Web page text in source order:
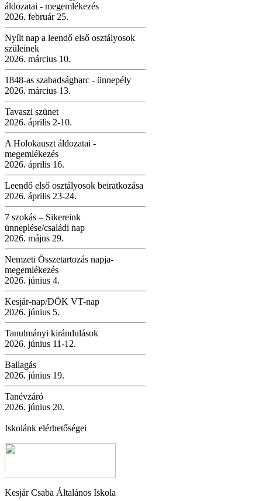
áldozatai - megemlékezés
2026. február 25.
Nyílt nap a leendő első osztályosok
szüleinek
2026. március 10.
1848-as szabadságharc - ünnepély
2026. március 13.
Tavaszi szünet
2026. április 2-10.
A Holokauszt áldozatai -
megemlékezés
2026. április 16.
Leendő első osztályosok beiratkozása
2026. április 23-24.
7 szokás – Sikereink
ünneplése/családi nap
2026. május 29.
Nemzeti Összetartozás napja-
megemlékezés
2026. június 4.
Kesjár-nap/DÖK VT-nap
2026. június 5.
Tanulmányi kirándulások
2026. június 11-12.
Ballagás
2026. június 19.
Tanévzáró
2026. június 20.
Iskolánk elérhetőségei
Kesjár Csaba Általános Iskola